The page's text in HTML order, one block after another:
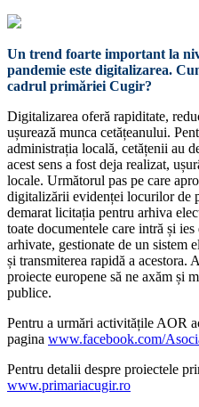
Un trend foarte important la
pandemie este digitalizarea.
cadrul primăriei Cugir?
Digitalizarea oferă rapiditate,
ușurează munca cetățeanului.
administrația locală, cetățenii au
acest sens a fost deja realizat,
locale. Următorul pas pe care
digitalizării evidenței locurilor de
demarat licitația pentru arhiva
toate documentele care intră și
arhivate, gestionate de un sistem
și transmiterea rapidă a acestora.
proiecte europene să ne axăm și
publice.
Pentru a urmări activitățile AOR
pagina www.facebook.com/
Pentru detalii despre proiectele
www.primariacugir.ro